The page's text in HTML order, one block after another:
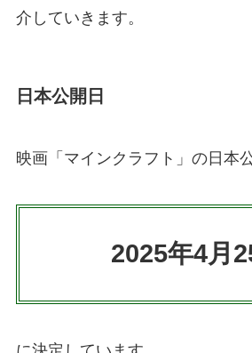
介していきます。
日本公開日
映画「マインクラフト」の日本
2025年4月